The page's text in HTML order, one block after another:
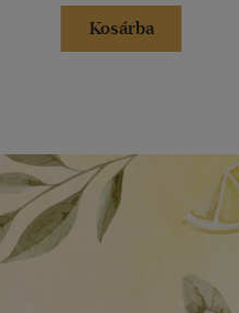
Kosárba